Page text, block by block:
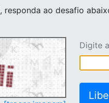
, responda ao desafio
Digite